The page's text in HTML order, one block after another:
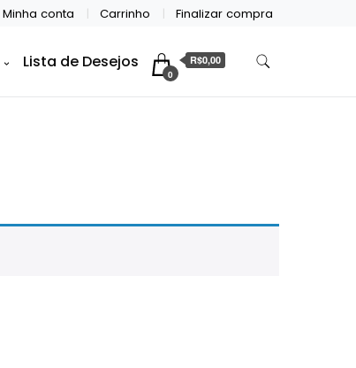
Minha conta Carrinho Finalizar compra
Lista de Desejos
0
R$0,00